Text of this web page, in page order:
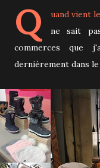
Q
uand vient
ne sait
commerces que
dernièrement dans